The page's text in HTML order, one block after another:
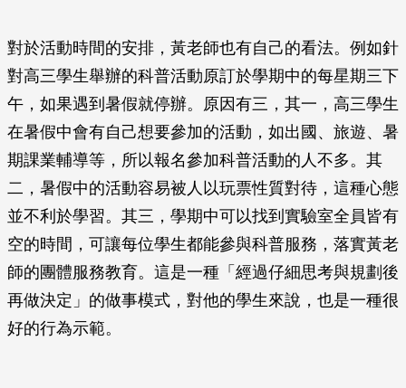
對於活動時間的安排，黃老師也有自己的看法。例如針
對高三學生舉辦的科普活動原訂於學期中的每星期三下
午，如果遇到暑假就停辦。原因有三，其一，高三學生
在暑假中會有自己想要參加的活動，如出國、旅遊、暑
期課業輔導等，所以報名參加科普活動的人不多。其
二，暑假中的活動容易被人以玩票性質對待，這種心態
並不利於學習。其三，學期中可以找到實驗室全員皆有
空的時間，可讓每位學生都能參與科普服務，落實黃老
師的團體服務教育。這是一種「經過仔細思考與規劃後
再做決定」的做事模式，對他的學生來說，也是一種很
好的行為示範。